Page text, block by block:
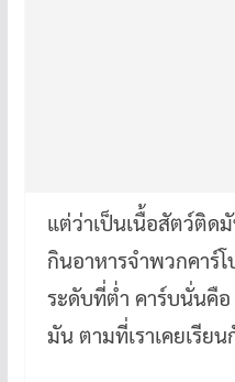
แต่ว่าเป็นเนื้อสัตว์ติด
กินอาหารจำพวกคาร์โ
ระดับที่ต่ำ คาร์บนั่นคือ
มัน ตามที่เราเคยเรีย